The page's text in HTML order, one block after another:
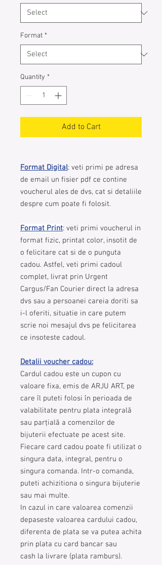
Format *
Quantity *
Add to Cart
Format Digital: veti primi pe adresa
de email un fisier pdf ce contine
voucherul ales de dvs, cat si detaliile
despre cum poate fi folosit.
Format Print: veti primi voucherul in
format fizic, printat color, insotit de
o felicitare cat si de o punguta
cadou. Astfel, veti primi cadoul
complet, livrat prin Urgent
Cargus/Fan Courier direct la adresa
dvs sau a persoanei careia doriti sa
i-l oferiti, situatie in care putem
scrie noi mesajul dvs pe felicitarea
ce insoteste cadoul.
Detalii voucher cadou:
Cardul cadou este un cupon cu
valoare fixa, emis de ARJU ART, pe
care îl puteti folosi în perioada de
valabilitate pentru plata integrală
sau parțială a comenzilor de
bijuterii efectuate pe acest site.
Fiecare card cadou poate fi utilizat o
singura data, integral, pentru o
singura comanda. Intr-o comanda,
puteti achizitiona o singura bijuterie
sau mai multe.
In cazul in care valoarea comenzii
depaseste valoarea cardului cadou,
diferenta de plata se va putea achita
prin plata cu card bancar sau
cash la livrare (plata ramburs).